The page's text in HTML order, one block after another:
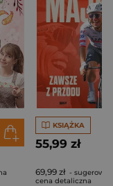
KSIĄŻKA
55,99 zł
69,99 zł -
cena detaliczna